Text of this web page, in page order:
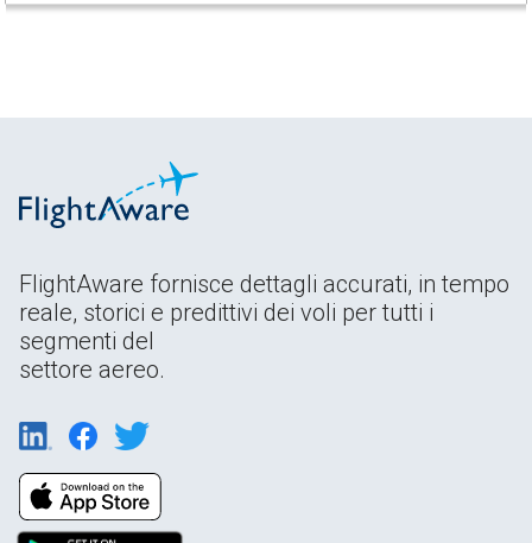
FlightAware fornisce dettagli accurati, in tempo
reale, storici e predittivi dei voli per tutti i
segmenti del
settore aereo.